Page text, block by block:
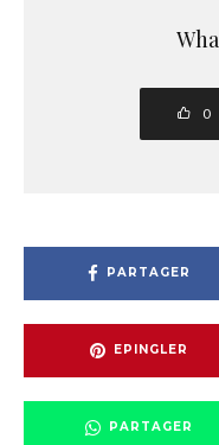
0
PARTAGER
EPINGLER
PARTAGER